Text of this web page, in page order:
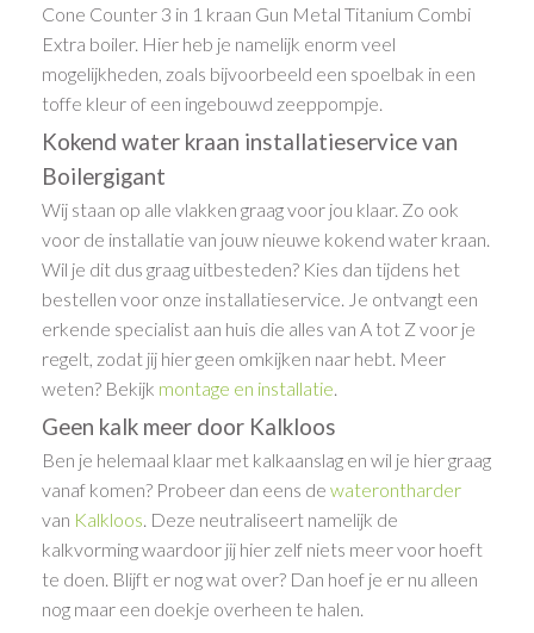
Cone Counter 3 in 1 kraan Gun Metal Titanium Combi
Extra boiler. Hier heb je namelijk enorm veel
mogelijkheden, zoals bijvoorbeeld een spoelbak in een
toffe kleur of een ingebouwd zeeppompje.
Kokend water kraan installatieservice van
Boilergigant
Wij staan op alle vlakken graag voor jou klaar. Zo ook
voor de installatie van jouw nieuwe kokend water kraan.
Wil je dit dus graag uitbesteden? Kies dan tijdens het
bestellen voor onze installatieservice. Je ontvangt een
erkende specialist aan huis die alles van A tot Z voor je
regelt, zodat jij hier geen omkijken naar hebt. Meer
weten? Bekijk montage en installatie.
Geen kalk meer door Kalkloos
Ben je helemaal klaar met kalkaanslag en wil je hier graag
vanaf komen? Probeer dan eens dewaterontharder
van Kalkloos. Deze neutraliseert namelijk de
kalkvorming waardoor jij hier zelf niets meer voor hoeft
te doen. Blijft er nog wat over? Dan hoef je er nu alleen
nog maar een doekje overheen te halen.